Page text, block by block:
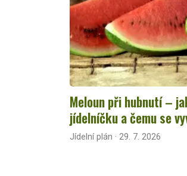
Meloun při hubnutí –
jídelníčku a čemu se
Jídelní plán · 29. 7. 2026